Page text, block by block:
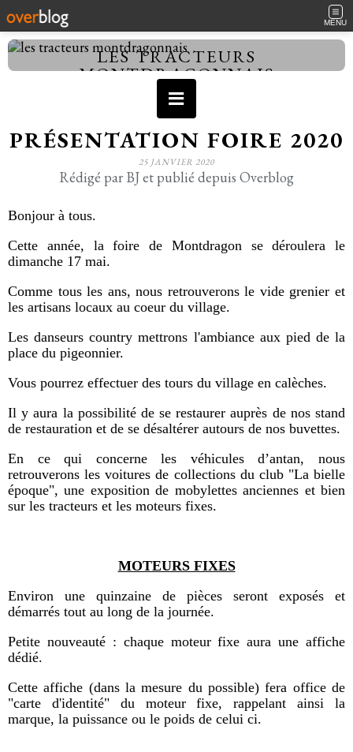
MENU
LES TRACTEURS
MONTDRAGONNAIS
PRÉSENTATION FOIRE 2020
25 JANVIER 2020
Rédigé par BJ et publié depuis Overblog
Bonjour à tous.
Cette année, la foire de Montdragon se déroulera le
dimanche 17 mai.
Comme tous les ans, nous retrouverons le vide grenier et
les artisans locaux au coeur du village.
Les danseurs country mettrons l'ambiance aux pied de la
place du pigeonnier.
Vous pourrez effectuer des tours du village en calèches.
Il y aura la possibilité de se restaurer auprès de nos stand
de restauration et de se désaltérer autours de nos buvettes.
En ce qui concerne les véhicules d’antan, nous
retrouverons les voitures de collections du club "La bielle
époque", une exposition de mobylettes anciennes et bien
sur les tracteurs et les moteurs fixes.
MOTEURS FIXES
Environ une quinzaine de pièces seront exposés et
démarrés tout au long de la journée.
Petite nouveauté : chaque moteur fixe aura une affiche
dédié.
Cette affiche (dans la mesure du possible) fera office de
"carte d'identité" du moteur fixe, rappelant ainsi la
marque, la puissance ou le poids de celui ci.